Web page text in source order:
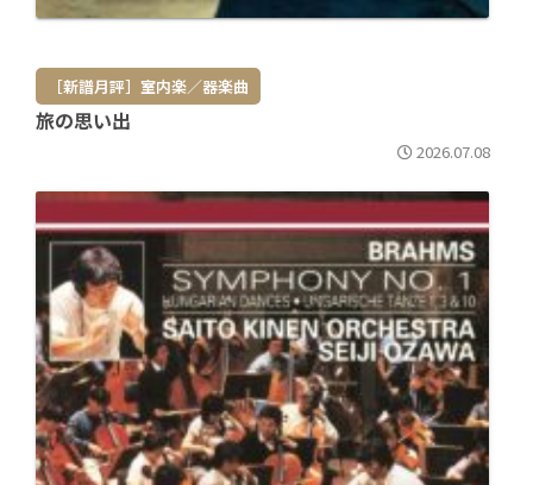
［新譜月評］室内楽／器楽曲
旅の思い出
2026.07.08